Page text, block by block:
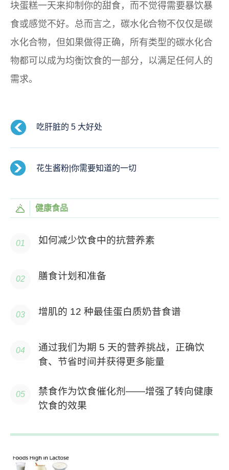
块蛋糕一天来抑制你的甜食，而不觉得需要暴饮暴
食或感觉不好。总而言之，碳水化合物不仅仅是碳
水化合物，但如果做得正确，所有类型的碳水化合
物都可以成为均衡饮食的一部分，以满足任何人的
需求。
吃肝脏的 5 大好处
花生酱粉|你需要知道的一切
健康食品
如何减少饮食中的抗营养素
膳食计划和准备
增肌的 12 种最佳蛋白质奶昔食谱
通过我们为期 5 天的营养挑战，正确饮
食、节省时间并获得更多能量
禁食作为饮食催化剂——增强了转向健康
饮食的效果